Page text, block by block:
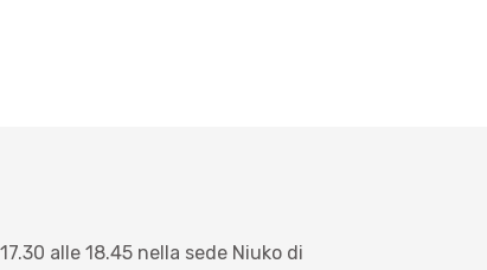
alle 18.45 nella sede Niuko di